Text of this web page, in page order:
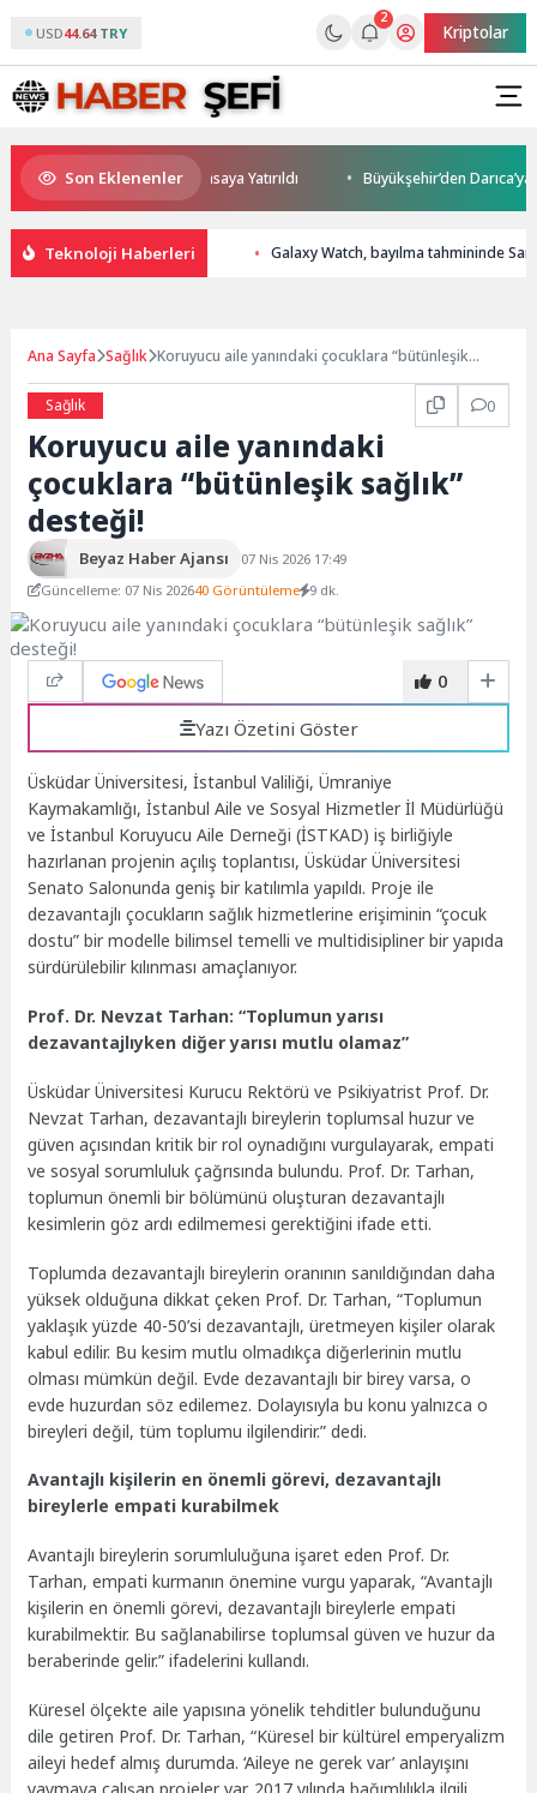
USD44.64 TRY
2
Kriptolar
Son Eklenenler
Yatırım Potansiyeli Masaya Yatırıldı Büyükşehir’den Darıca’ya
Teknoloji Haberleri Galaxy Watch, bayılma tahmininde
Ana Sayfa Sağlık Koruyucu aile yanındaki çocuklara “bütünleşik
Sağlık
0
Koruyucu aile yanındaki
çocuklara “bütünleşik sağlık”
desteği!
Beyaz Haber Ajansı
07 Nis 2026 17:49
Güncelleme: 07 Nis 202640 Görüntüleme 9 dk.
0
Yazı Özetini Göster
Üsküdar Üniversitesi, İstanbul Valiliği, Ümraniye
Kaymakamlığı, İstanbul Aile ve Sosyal Hizmetler İl Müdürlüğü
ve İstanbul Koruyucu Aile Derneği (İSTKAD) iş birliğiyle
hazırlanan projenin açılış toplantısı, Üsküdar Üniversitesi
Senato Salonunda geniş bir katılımla yapıldı. Proje ile
dezavantajlı çocukların sağlık hizmetlerine erişiminin “çocuk
dostu” bir modelle bilimsel temelli ve multidisipliner bir yapıda
sürdürülebilir kılınması amaçlanıyor.
Prof. Dr. Nevzat Tarhan: “Toplumun yarısı
dezavantajlıyken diğer yarısı mutlu olamaz”
Üsküdar Üniversitesi Kurucu Rektörü ve Psikiyatrist Prof. Dr.
Nevzat Tarhan, dezavantajlı bireylerin toplumsal huzur ve
güven açısından kritik bir rol oynadığını vurgulayarak, empati
ve sosyal sorumluluk çağrısında bulundu. Prof. Dr. Tarhan,
toplumun önemli bir bölümünü oluşturan dezavantajlı
kesimlerin göz ardı edilmemesi gerektiğini ifade etti.
Toplumda dezavantajlı bireylerin oranının sanıldığından daha
yüksek olduğuna dikkat çeken Prof. Dr. Tarhan, “Toplumun
yaklaşık yüzde 40-50’si dezavantajlı, üretmeyen kişiler olarak
kabul edilir. Bu kesim mutlu olmadıkça diğerlerinin mutlu
olması mümkün değil. Evde dezavantajlı bir birey varsa, o
evde huzurdan söz edilemez. Dolayısıyla bu konu yalnızca o
bireyleri değil, tüm toplumu ilgilendirir.” dedi.
Avantajlı kişilerin en önemli görevi, dezavantajlı
bireylerle empati kurabilmek
Avantajlı bireylerin sorumluluğuna işaret eden Prof. Dr.
Tarhan, empati kurmanın önemine vurgu yaparak, “Avantajlı
kişilerin en önemli görevi, dezavantajlı bireylerle empati
kurabilmektir. Bu sağlanabilirse toplumsal güven ve huzur da
beraberinde gelir.” ifadelerini kullandı.
Küresel ölçekte aile yapısına yönelik tehditler bulunduğunu
dile getiren Prof. Dr. Tarhan, “Küresel bir kültürel emperyalizm
aileyi hedef almış durumda. ‘Aileye ne gerek var’ anlayışını